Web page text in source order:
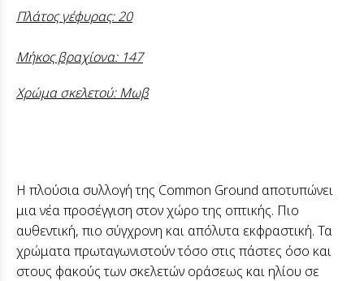
Πλάτος γέφυρας: 20
Μήκος βραχίονα: 147
Χρώμα σκελετού: Μωβ
Η πλούσια συλλογή της Common Ground αποτυπώνει
μια νέα προσέγγιση στον χώρο της οπτικής. Πιο
αυθεντική, πιο σύγχρονη και απόλυτα εκφραστική. Τα
χρώματα πρωταγωνιστούν τόσο στις πάστες όσο και
στους φακούς των σκελετών οράσεως και ηλίου σε